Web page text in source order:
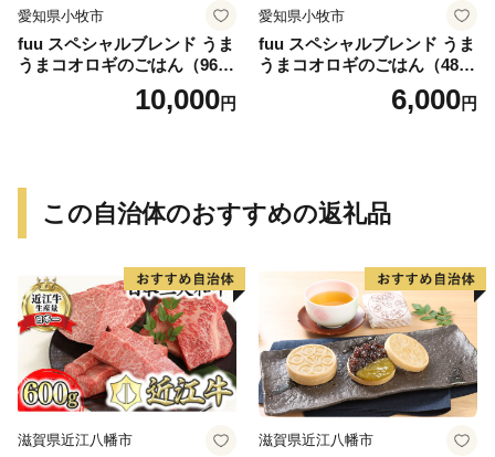
愛知県小牧市
fuu スペシャルブレンド うま
うまコオロギのごはん（960
10,000円
愛知県小牧市
fuu スペシャルブレンド うま
うまコオロギのごはん（480
6,000円
この自治体のおすすめの返礼品
滋賀県近江八幡市 滋賀県近江八幡市